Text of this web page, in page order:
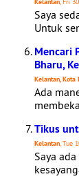
Saya
Untuk
Mencari
Bharu,
Kelantan, Kota
Ada
Tikus
Kelantan, Tue
Saya